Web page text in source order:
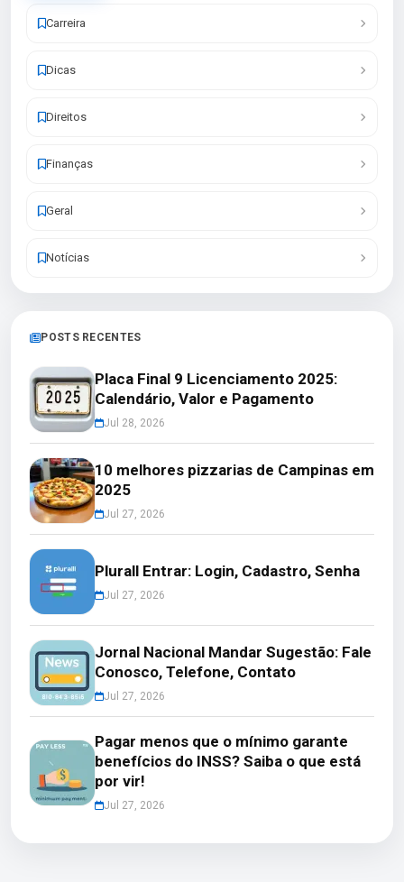
Carreira
Dicas
Direitos
Finanças
Geral
Notícias
POSTS RECENTES
Placa Final 9 Licenciamento 2025:
Calendário, Valor e Pagamento
Jul 28, 2026
10 melhores pizzarias de Campinas em
2025
Jul 27, 2026
Plurall Entrar: Login, Cadastro, Senha
Jul 27, 2026
Jornal Nacional Mandar Sugestão: Fale
Conosco, Telefone, Contato
Jul 27, 2026
Pagar menos que o mínimo garante
benefícios do INSS? Saiba o que está
por vir!
Jul 27, 2026